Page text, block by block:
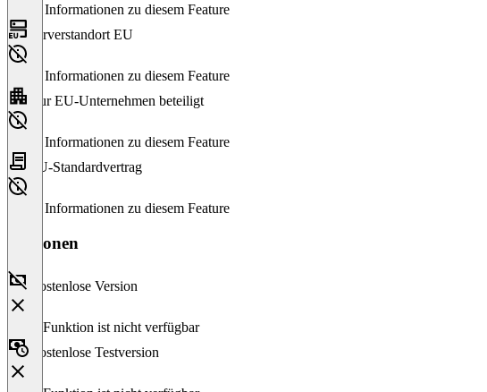
Keine Informationen zu diesem Feature
Serverstandort EU
Keine Informationen zu diesem Feature
Nur EU-Unternehmen beteiligt
Keine Informationen zu diesem Feature
EU-Standardvertrag
Keine Informationen zu diesem Feature
Versionen
Kostenlose Version
Diese Funktion ist nicht verfügbar
Kostenlose Testversion